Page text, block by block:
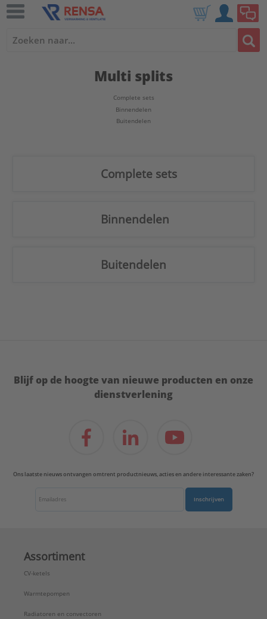
Multi splits
Complete sets
Binnendelen
Buitendelen
Complete sets
Binnendelen
Buitendelen
Blijf op de hoogte van nieuwe producten en onze
dienstverlening
Ons laatste nieuws ontvangen omtrent productnieuws, acties en andere interessante zaken?
Inschrijven
Assortiment
CV-ketels
Warmtepompen
Radiatoren en convectoren